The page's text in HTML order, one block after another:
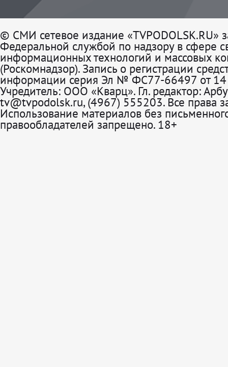
© СМИ сетевое издание «TVPODOLSK.RU»
Федеральной службой по надзору в сфере
информационных технологий и массовых
(Роскомнадзор). Запись о регистрации
информации серия Эл № ФС77-66497 от 14
Учредитель: ООО «Кварц». Гл. редактор:
tv@tvpodolsk.ru, (4967) 555203. Все права
Использование материалов без
правообладателей запрещено. 18+